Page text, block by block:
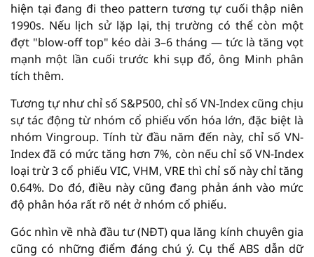
hiện tại đang đi theo pattern tương tự cuối thập niên
1990s. Nếu lịch sử lặp lại, thị trường có thể còn một
đợt "blow-off top" kéo dài 3–6 tháng — tức là tăng vọt
mạnh một lần cuối trước khi sụp đổ, ông Minh phân
tích thêm.
Tương tự như chỉ số S&P500, chỉ số VN-Index cũng chịu
sự tác động từ nhóm cổ phiếu vốn hóa lớn, đặc biệt là
nhóm Vingroup. Tính từ đầu năm đến này, chỉ số VN-
Index đã có mức tăng hơn 7%, còn nếu chỉ số VN-Index
loại trừ 3 cổ phiếu VIC, VHM, VRE thì chỉ số này chỉ tăng
0.64%. Do đó, điều này cũng đang phản ánh vào mức
độ phân hóa rất rõ nét ở nhóm cổ phiếu.
Góc nhìn về nhà đầu tư (NĐT) qua lăng kính chuyên gia
cũng có những điểm đáng chú ý. Cụ thể ABS dẫn dữ